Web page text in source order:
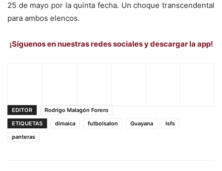
25 de mayo por la quinta fecha. Un choque transcendental
para ambos elencos.
¡Síguenos en nuestras redes sociales y descargar la app!
EDITOR
Rodrigo Malagón Forero
ETIQUETAS
dimaica futbolsalon Guayana
lsfs
panteras